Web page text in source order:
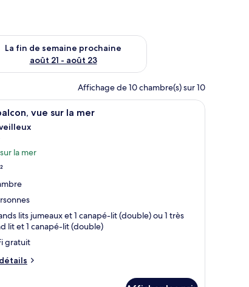
août 14 - août 16
La fin de semaine prochaine
août 21 - août 23
la disponibilité pour la fin de semaine prochaine août
Affichage de 10 chambre(s) sur 10
avec une chaise, une télévision et une fenêtre avec des rideaux.
:
Une chambre d’hôtel avec un grand lit, un
vue sur la mer
la mer
lits jumeaux et 1 canapé-lit (double) ou 1 très
lit et 1 canapé-lit (double)
gratuit